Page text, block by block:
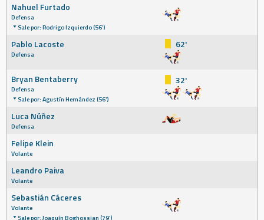
Nahuel Furtado
Defensa
Sale por: Rodrigo Izquierdo (56')
Pablo Lacoste
Defensa
62'
Bryan Bentaberry
Defensa
Sale por: Agustín Hernández (56')
32'
Luca Núñez
Defensa
Felipe Klein
Volante
Leandro Paiva
Volante
Sebastián Cáceres
Volante
Sale por: Joaquín Boghossian (79')